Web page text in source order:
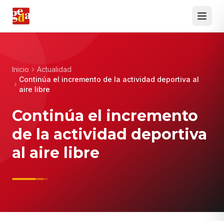
Inicio
Actualidad
Continúa el incremento de la actividad deportiva al
aire libre
Continúa el incremento
de la actividad deportiva
al aire libre